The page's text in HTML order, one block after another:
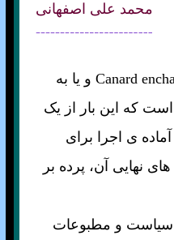
محمد علی اصفهانی
و يا به
که اين بار از يک
ی اجرا برای
نهايی آن، پرده بر
سياست و مطبوعات